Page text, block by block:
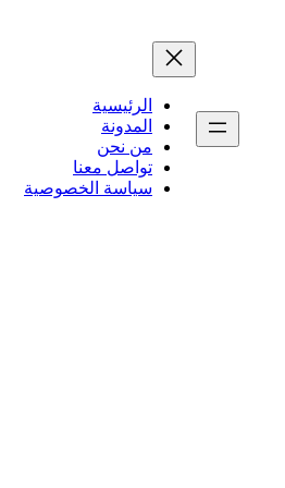
الرئيسية
المدونة
من نحن
تواصل معنا
سياسة الخصوصية